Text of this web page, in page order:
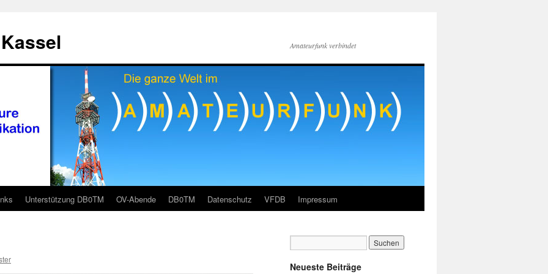
Amateurfunk verbindet
Unterstützung DB0TM OV-Abende DB0TM Datenschutz VFDB Impressum
Neueste Beiträge